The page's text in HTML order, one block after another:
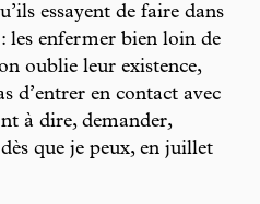
essayent de faire dans
les enfermer bien loin de
oublie leur existence,
d’entrer en contact avec
à dire, demander,
que je peux, en juillet